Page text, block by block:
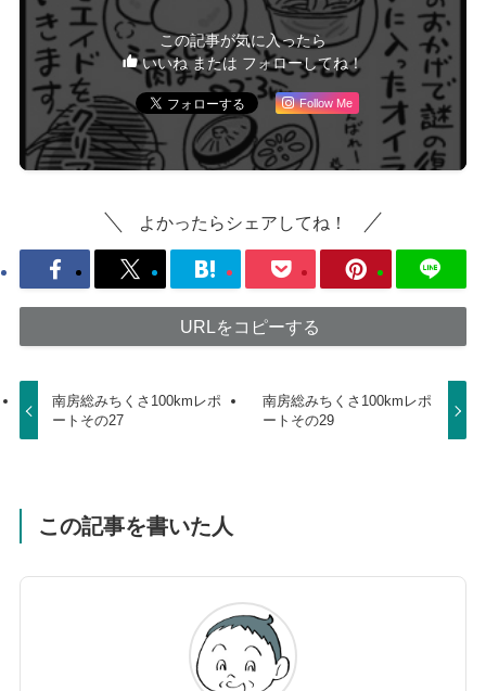
この記事が気に入ったら
いいね または フォローしてね！
Follow Me
よかったらシェアしてね！
URLをコピーする
南房総みちくさ100kmレポ
ートその27
南房総みちくさ100kmレポ
ートその29
この記事を書いた人